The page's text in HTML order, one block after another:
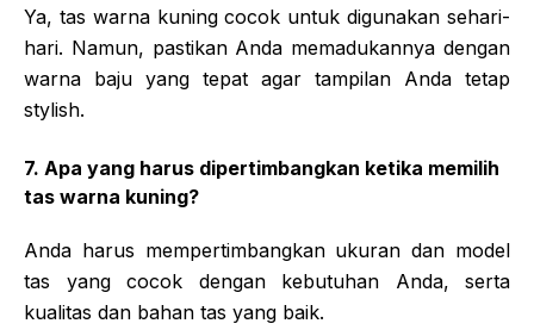
Ya, tas warna kuning cocok untuk digunakan sehari-
hari. Namun, pastikan Anda memadukannya dengan
warna baju yang tepat agar tampilan Anda tetap
stylish.
7. Apa yang harus dipertimbangkan ketika memilih
tas warna kuning?
Anda harus mempertimbangkan ukuran dan model
tas yang cocok dengan kebutuhan Anda, serta
kualitas dan bahan tas yang baik.